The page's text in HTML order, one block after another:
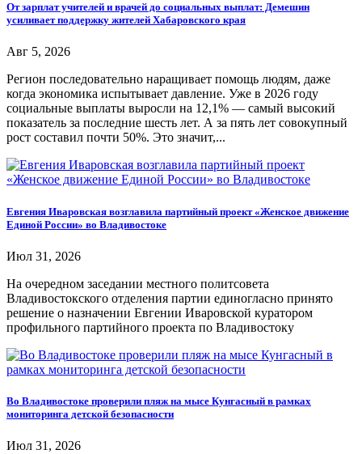
От зарплат учителей и врачей до социальных выплат: Демешин
усиливает поддержку жителей Хабаровского края
Авг 5, 2026
Регион последовательно наращивает помощь людям, даже
когда экономика испытывает давление. Уже в 2026 году
социальные выплаты выросли на 12,1% — самый высокий
показатель за последние шесть лет. А за пять лет совокупный
рост составил почти 50%. Это значит,...
Евгения Иваровская возглавила партийный проект «Женское движение
Единой России» во Владивостоке
Июл 31, 2026
На очередном заседании местного политсовета
Владивостокского отделения партии единогласно принято
решение о назначении Евгении Иваровской куратором
профильного партийного проекта по Владивостоку
Во Владивостоке проверили пляж на мысе Кунгасный в рамках
мониторинга детской безопасности
Июл 31, 2026